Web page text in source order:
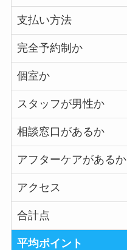
支払い方法
完全予約制か
個室か
スタッフが男性か
相談窓口があるか
アフターケアがあるか
アクセス
合計点
平均ポイント